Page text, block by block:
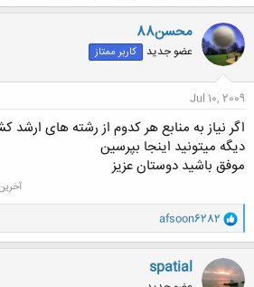
محسن88
عضو جدید کاربر ممتاز
Jul 10, 2009
اگر نیاز به منابع هر کدوم از رشته های ارشد
دیگه میتونید اینجا بپرسین
موفق باشید دوستان عزیز
و
ا
ک
ن
ش
afsoon6282
spatial